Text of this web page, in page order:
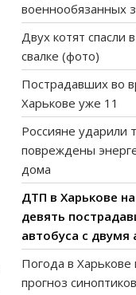
военнообязанных
Двух котят спасли
свалке (фото)
Пострадавших во
Харькове уже 11
Россияне ударили
повреждены
дома
ДТП в Харькове
девять
автобуса с
Погода в Харькове
прогноз синоптиков